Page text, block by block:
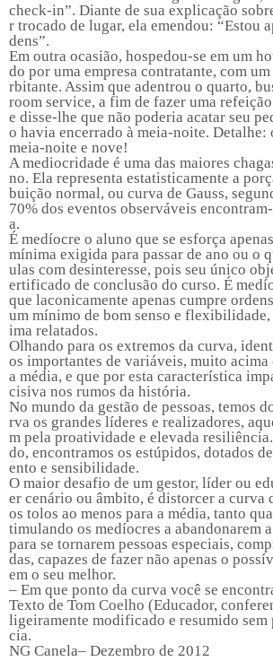
check-in”. Diante de sua explicação
r trocado de lugar, ela emendou: “Estou
dens”.
Em outra ocasião, hospedou-se em um
do por uma empresa contratante, com
rbitante. Assim que adentrou o quarto,
room service, a fim de fazer uma
e disse-lhe que não poderia acatar seu
o havia encerrado à meia-noite. Detalhe:
meia-noite e nove!
A mediocridade é uma das maiores
no. Ela representa estatisticamente a
buição normal, ou curva de Gauss,
70% dos eventos observáveis
a.
É medíocre o aluno que se esforça
mínima exigida para passar de ano ou o
ulas com desinteresse, pois seu único
ertificado de conclusão do curso. É
que laconicamente apenas cumpre
um mínimo de bom senso e flexibilidade,
ima relatados.
Olhando para os extremos da curva,
os importantes de variáveis, muito
a média, e que por esta característica
cisiva nos rumos da história.
No mundo da gestão de pessoas, temos
rva os grandes líderes e realizadores,
m pela proatividade e elevada
do, encontramos os estúpidos, dotados
ento e sensibilidade.
O maior desafio de um gestor, líder ou
er cenário ou âmbito, é distorcer a curva
os tolos ao menos para a média, tanto
timulando os medíocres a abandonarem
para se tornarem pessoas especiais,
das, capazes de fazer não apenas o
em o seu melhor.
– Em que ponto da curva você se
Texto de Tom Coelho (Educador,
ligeiramente modificado e resumido sem
cia.
NG Canela– Dezembro de 2012